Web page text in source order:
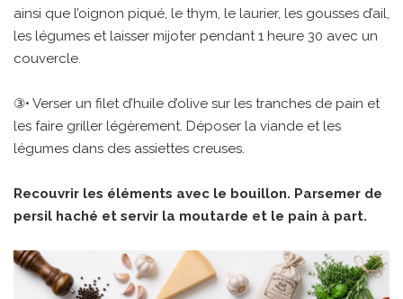
ainsi que l’oignon piqué, le thym, le laurier, les gousses d’ail,
les légumes et laisser mijoter pendant 1 heure 30 avec un
couvercle.
③• Verser un filet d’huile d’olive sur les tranches de pain et
les faire griller légèrement. Déposer la viande et les
légumes dans des assiettes creuses.
Recouvrir les éléments avec le bouillon. Parsemer de
persil haché et servir la moutarde et le pain à part.